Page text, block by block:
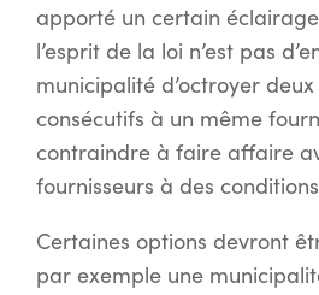
apporté un certain
l’esprit de la loi n’est pas
municipalité d’octroyer
consécutifs à un même
contraindre à faire affaire
fournisseurs à des
Certaines options devront
par exemple une